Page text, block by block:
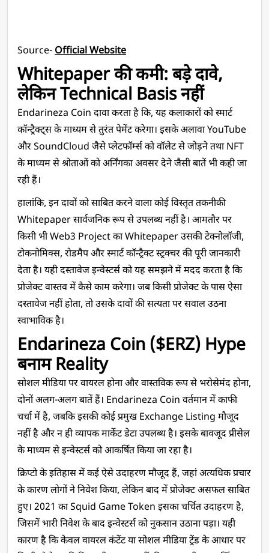
Source- Official Website
Whitepaper की कमी: बड़े दावे,
लेकिन Technical Basis नहीं
Endarineza Coin दावा करता है कि, यह कलाकारों को स्मार्ट
कॉन्ट्रैक्ट्स के माध्यम से तुरंत पेमेंट करेगा। इसके अलावा YouTube
और SoundCloud जैसे प्लेटफॉर्म्स को वॉलेट से जोड़ने तथा NFT
के माध्यम से श्रोताओं को अर्निंगका अवसर देने जैसी बातें भी कही जा
रही हैं।
हालांकि, इन दावों को साबित करने वाला कोई विस्तृत तकनीकी
Whitepaper सार्वजनिक रूप से उपलब्ध नहीं है। आमतौर पर
किसी भी Web3 Project का Whitepaper उसकी टेक्नोलॉजी,
टोकनोमिक्स, रोडमैप और स्मार्ट कॉन्ट्रैक्ट स्ट्रक्चर की पूरी जानकारी
देता है। यही दस्तावेज इन्वेस्टर्स को यह समझने में मदद करता है कि
प्रोजेक्ट वास्तव में कैसे काम करेगा। जब किसी प्रोजेक्ट के पास ऐसा
दस्तावेज नहीं होता, तो उसके दावों की सत्यता पर सवाल उठना
स्वाभाविक है।
Endarineza Coin ($ERZ) Hype
बनाम Reality
सोशल मीडिया पर वायरल होना और वास्तविक रूप से भरोसेमंद होना,
दोनों अलग-अलग बातें हैं। Endarineza Coin वर्तमान में काफी
चर्चा में है, जबकि इसकी कोई प्रमुख Exchange Listing मौजूद
नहीं है और न ही व्यापक मार्केट डेटा उपलब्ध है। इसके बावजूद प्रीसेल
के माध्यम से इन्वेस्टर्स को आकर्षित किया जा रहा है।
क्रिप्टो के इतिहास में कई ऐसे उदाहरण मौजूद हैं, जहां अत्यधिक प्रचार
के कारण लोगों ने निवेश किया, लेकिन बाद में प्रोजेक्ट असफल साबित
हुए। 2021 का Squid Game Token इसका चर्चित उदाहरण है,
जिसमें भारी निवेश के बाद इन्वेस्टर्स को नुकसान उठाना पड़ा। यही
कारण है कि केवल वायरल कंटेंट या सोशल मीडिया ट्रेंड के आधार पर